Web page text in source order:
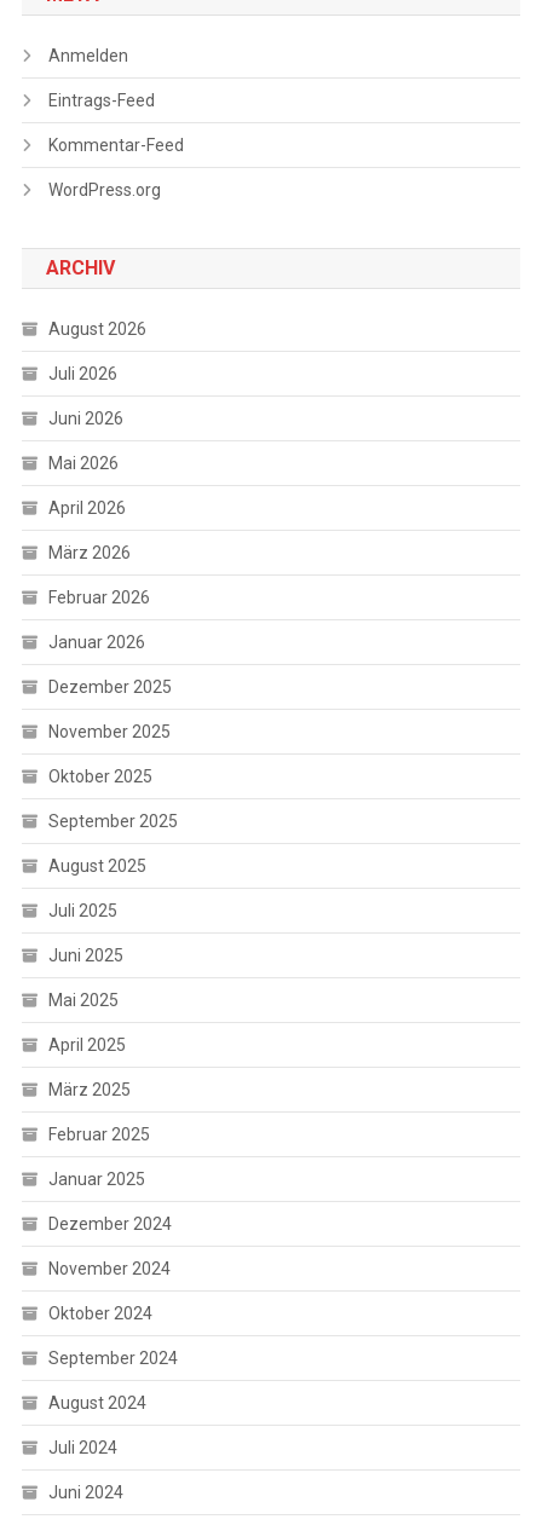
Anmelden
Eintrags-Feed
Kommentar-Feed
WordPress.org
ARCHIV
August 2026
Juli 2026
Juni 2026
Mai 2026
April 2026
März 2026
Februar 2026
Januar 2026
Dezember 2025
November 2025
Oktober 2025
September 2025
August 2025
Juli 2025
Juni 2025
Mai 2025
April 2025
März 2025
Februar 2025
Januar 2025
Dezember 2024
November 2024
Oktober 2024
September 2024
August 2024
Juli 2024
Juni 2024